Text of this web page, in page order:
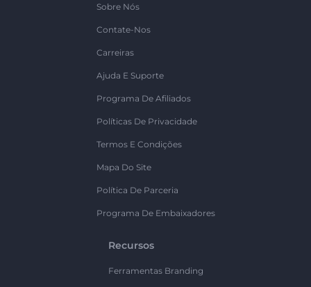
Sobre Nós
Contate-Nos
Carreiras
Ajuda E Suporte
Programa De Afiliados
Políticas De Privacidade
Termos E Condições
Mapa Do Site
Política De Parceria
Programa De Embaixadores
Recursos
Ferramentas Branding